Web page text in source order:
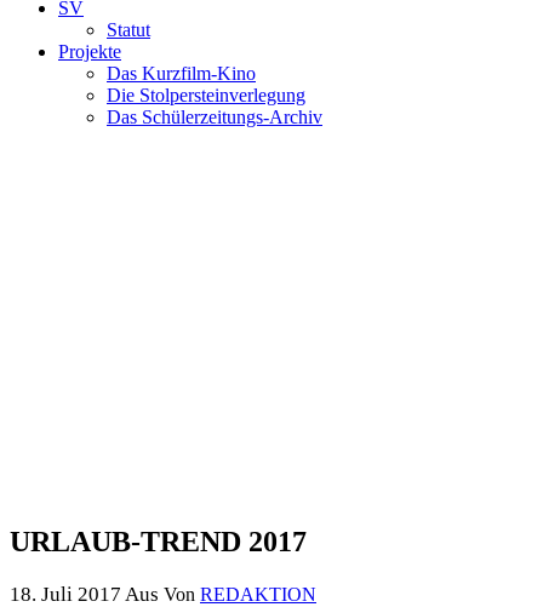
SV
Statut
Projekte
Das Kurzfilm-Kino
Die Stolpersteinverlegung
Das Schülerzeitungs-Archiv
URLAUB-TREND 2017
18. Juli 2017 Aus Von REDAKTION